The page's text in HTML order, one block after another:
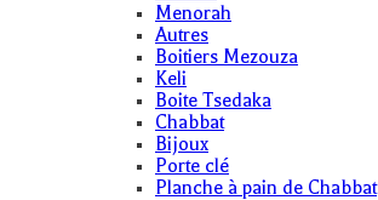
Menorah
Autres
Boitiers Mezouza
Keli
Boite Tsedaka
Chabbat
Bijoux
Porte clé
Planche à pain de Chabbat